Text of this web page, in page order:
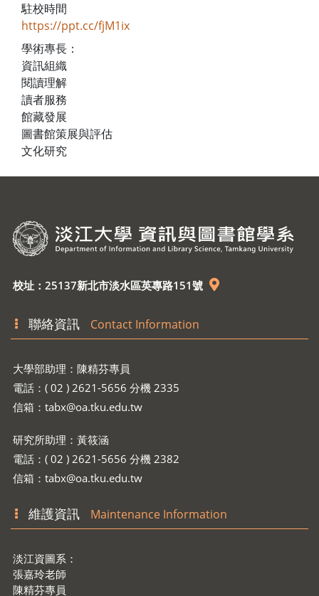
駐校時間
https://ppt.cc/fjM1ix
學術專長：
資訊組織
閱讀理解
讀者服務
館藏發展
圖書館策展與評估
文化研究
校址：25137新北市淡水區英專路151號
聯絡資訊 Contact Information
大學部助理：陳精芬專員
電話：( 02 ) 2621-5656 分機 2335
信箱： tabx@oa.tku.edu.tw
研究所助理：黃筱涵
電話：( 02 ) 2621-5656 分機 2382
信箱： tabx@oa.tku.edu.tw
維護資訊 Maintenance Information
淡江資圖系：
張嘉玲老師
陳精芬專員